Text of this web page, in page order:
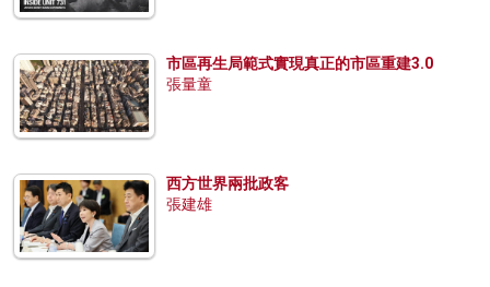
市區再生局範式實現真正的市區重建3.0
張量童
西方世界兩批政客
張建雄